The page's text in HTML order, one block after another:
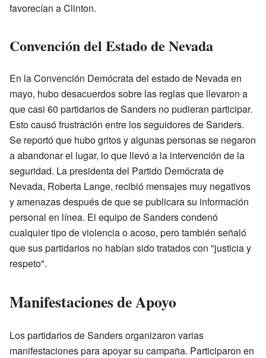
favorecían a Clinton.
Convención del Estado de Nevada
En la Convención Demócrata del estado de Nevada en
mayo, hubo desacuerdos sobre las reglas que llevaron a
que casi 60 partidarios de Sanders no pudieran participar.
Esto causó frustración entre los seguidores de Sanders.
Se reportó que hubo gritos y algunas personas se negaron
a abandonar el lugar, lo que llevó a la intervención de la
seguridad. La presidenta del Partido Demócrata de
Nevada, Roberta Lange, recibió mensajes muy negativos
y amenazas después de que se publicara su información
personal en línea. El equipo de Sanders condenó
cualquier tipo de violencia o acoso, pero también señaló
que sus partidarios no habían sido tratados con "justicia y
respeto".
Manifestaciones de Apoyo
Los partidarios de Sanders organizaron varias
manifestaciones para apoyar su campaña. Participaron en